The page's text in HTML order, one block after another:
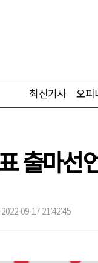
최신기사 오피
출마
09-17 21:42:45